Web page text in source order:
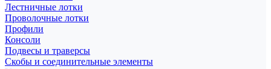
Лестничные лотки
Проволочные лотки
Профили
Консоли
Подвесы и траверсы
Скобы и соединительные элементы